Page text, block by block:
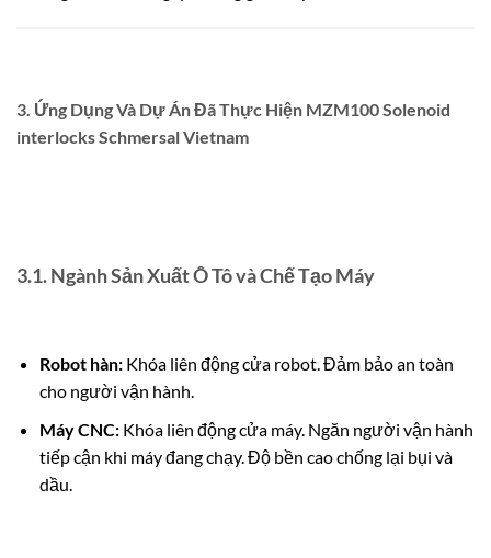
3. Ứng Dụng Và Dự Án Đã Thực Hiện MZM100 Solenoid
interlocks Schmersal Vietnam
3.1. Ngành Sản Xuất Ô Tô và Chế Tạo Máy
Robot hàn:Khóa liên động cửa robot. Đảm bảo an toàn
cho người vận hành.
Máy CNC:Khóa liên động cửa máy. Ngăn người vận hành
tiếp cận khi máy đang chạy. Độ bền cao chống lại bụi và
dầu.